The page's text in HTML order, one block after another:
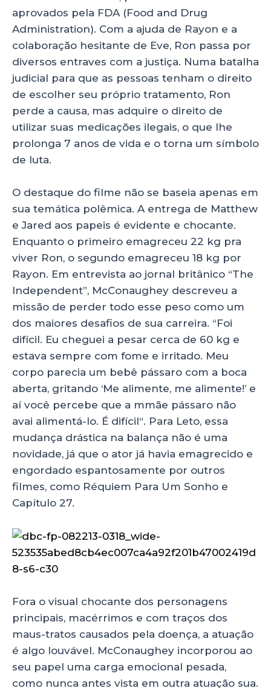
aprovados pela FDA (Food and Drug
Administration). Com a ajuda de Rayon e a
colaboração hesitante de Eve, Ron passa por
diversos entraves com a justiça. Numa batalha
judicial para que as pessoas tenham o direito
de escolher seu próprio tratamento, Ron
perde a causa, mas adquire o direito de
utilizar suas medicações ilegais, o que lhe
prolonga 7 anos de vida e o torna um símbolo
de luta.
O destaque do filme não se baseia apenas em
sua temática polêmica. A entrega de Matthew
e Jared aos papeis é evidente e chocante.
Enquanto o primeiro emagreceu 22 kg pra
viver Ron, o segundo emagreceu 18 kg por
Rayon. Em entrevista ao jornal britânico “The
Independent”, McConaughey descreveu a
missão de perder todo esse peso como um
dos maiores desafios de sua carreira. “Foi
difícil. Eu cheguei a pesar cerca de 60 kg e
estava sempre com fome e irritado. Meu
corpo parecia um bebê pássaro com a boca
aberta, gritando ‘Me alimente, me alimente!’ e
aí você percebe que a mmãe pássaro não
avai alimentá-lo. É difícil“. Para Leto, essa
mudança drástica na balança não é uma
novidade, já que o ator já havia emagrecido e
engordado espantosamente por outros
filmes, como Réquiem Para Um Sonho e
Capítulo 27.
Fora o visual chocante dos personagens
principais, macérrimos e com traços dos
maus-tratos causados pela doença, a atuação
é algo louvável. McConaughey incorporou ao
seu papel uma carga emocional pesada,
como nunca antes vista em outra atuação sua.